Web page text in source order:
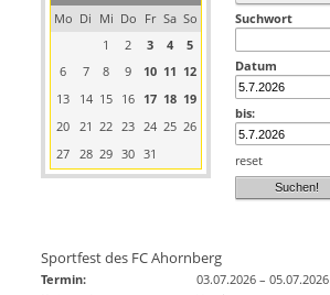
Mo Di Mi Do Fr Sa So
1
2 3 4
5
6
7 8 9 10 11 12
13
14 15 16 17 18 19
20
21 22 23 24 25 26
27
28 29 30 31
Suchwort
Datum
bis:
reset
Sportfest des FC Ahornberg
Termin: 03.07.2026– 05.07.2026